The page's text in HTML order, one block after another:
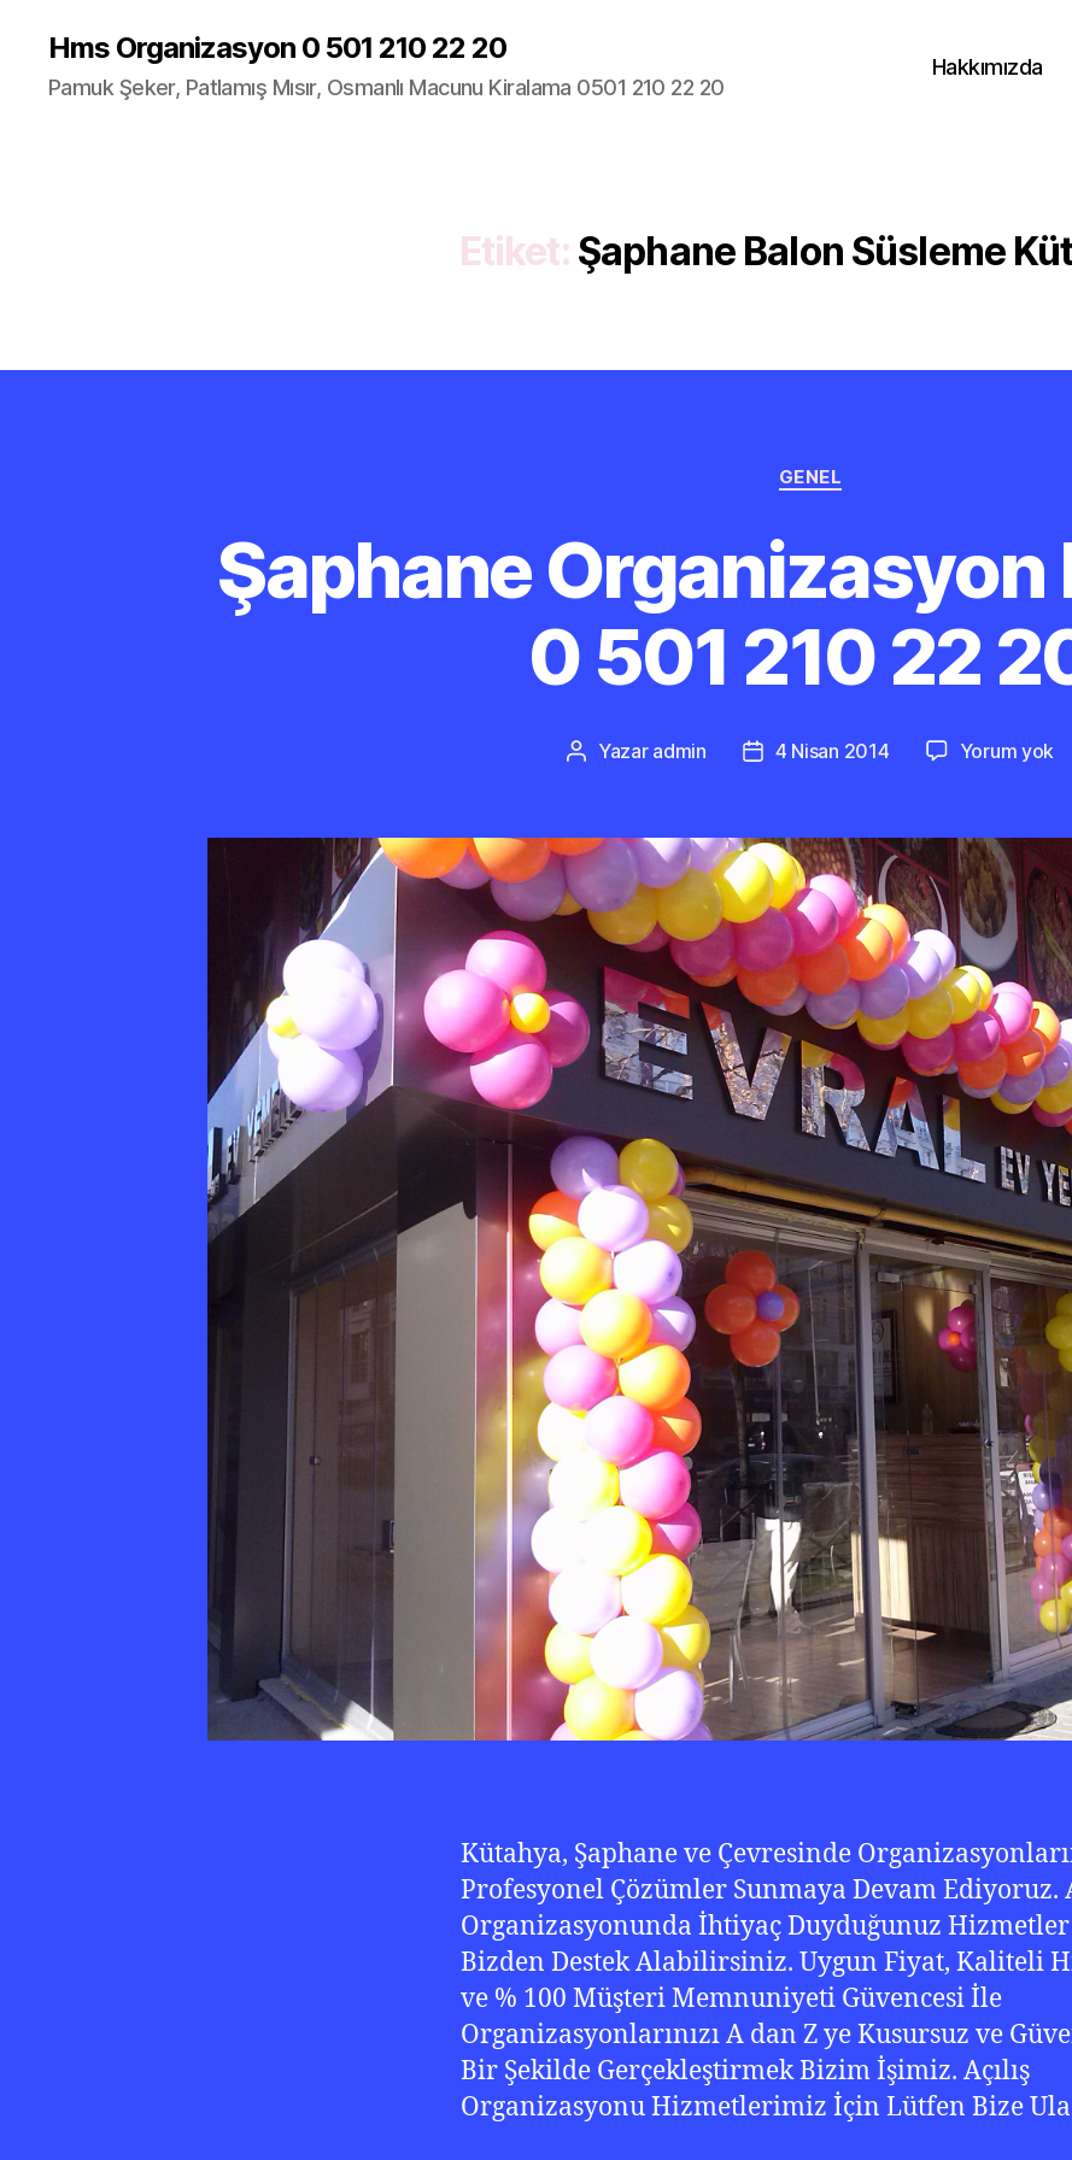
Hms Organizasyon 0 501 210 22 20
Pamuk Şeker, Patlamış Mısır, Osmanlı Macunu Kiralama 0501 210 22 20
Hakkımızda
Etiket: Şaphane Balon Süsleme
Kategoriler
GENEL
Şaphane Organizasyon
0 501 210 22
Yazının
Yazar admin
Yazı4 Nisan 2014 Yorum yok
–
22
Kütahya, Şaphane ve Çevresinde
Profesyonel Çözümler Sunmaya Devam Ediyoruz.
Organizasyonunda İhtiyaç Duyduğunuz
Bizden Destek Alabilirsiniz. Uygun Fiyat, Kaliteli
ve % 100 Müşteri Memnuniyeti Güvencesi İle
Organizasyonlarınızı A dan Z ye Kusursuz ve
Bir Şekilde Gerçekleştirmek Bizim İşimiz. Açılış
Organizasyonu Hizmetlerimiz İçin Lütfen Bize